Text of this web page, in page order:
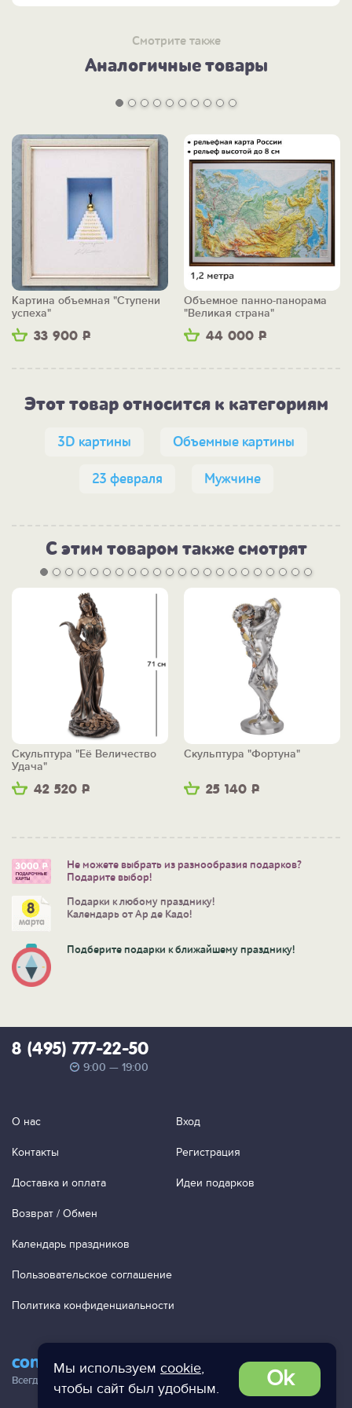
Мы используем cookie,
чтобы сайт был удобным.
Ok
ПОСМОТРИТЕ другие объемные картины и панно >>
Смотрите также
Аналогичные товары
33 900 Р
Картина объемная "Ступени
успеха"
44 000 Р
Объемное панно-панорама
"Великая страна"
Этот товар относится к категориям
3D картины Объемные картины
23 февраля Мужчине
С этим товаром также смотрят
42 520 Р
Скульптура "Её Величество
Удача"
25 140 Р
Скульптура "Фортуна"
Не можете выбрать из разнообразия подарков?
Подарите выбор!
Подарки к любому празднику!
Календарь от Ар де Кадо!
Подберите подарки к ближайшему празднику!
contact@ac-studio.ru
Всегда отвечаем на ваши письма!
8 (495) 777-22-50
9:00 — 19:00
О нас
Контакты
Доставка и оплата
Возврат / Обмен
Календарь праздников
Пользовательское соглашение
Политика конфиденциальности
Вход
Регистрация
Идеи подарков